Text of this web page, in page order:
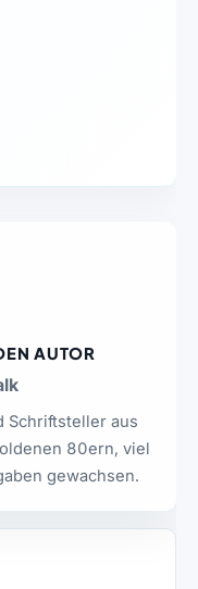
AUTOR
Schriftsteller aus
80ern, viel
gewachsen.